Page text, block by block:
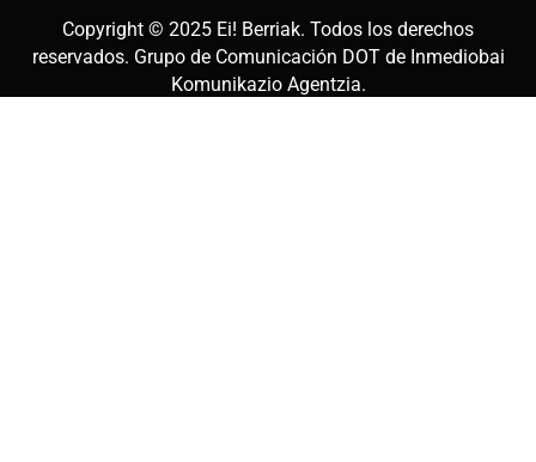
Copyright © 2025 Ei! Berriak. Todos los derechos
reservados. Grupo de Comunicación DOT de Inmediobai
Komunikazio Agentzia.